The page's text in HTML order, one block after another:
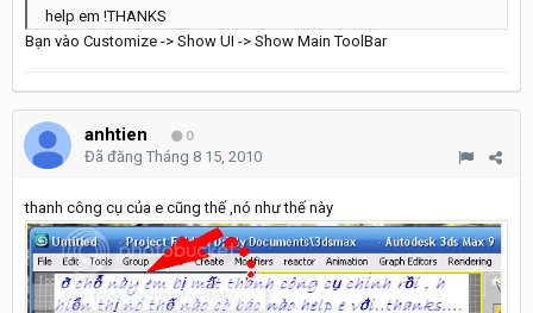
help em !THANKS
Bạn vào Customize -> Show UI -> Show Main ToolBar
anhtien 0
Đã đăng Tháng 8 15, 2010
thanh công cụ của e cũng thế ,nó như thế này